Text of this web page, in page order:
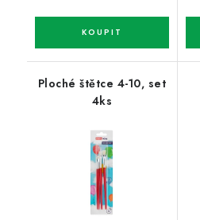
Ploché štětce 4-10, set
4ks